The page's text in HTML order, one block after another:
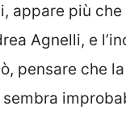
appare più
Agnelli, e
pensare che